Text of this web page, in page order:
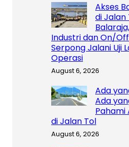
Akses
di Jalan
Industri dan On/
Serpong Jalani Uji
Operasi
August 6, 2026
Ada
Ada
Pahami
di Jalan Tol
August 6, 2026